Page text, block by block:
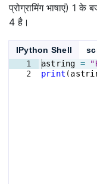
प्रोग्रामिंग भाषाएं) 1
4 है।
IPython Shell
1
2
astring =
print (